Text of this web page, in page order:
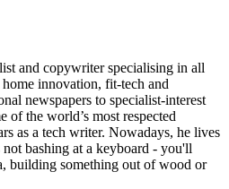
and copywriter specialising in all
innovation, fit-tech and
newspapers to specialist-interest
of the world’s most respected
as a tech writer. Nowadays, he lives
bashing at a keyboard - you'll
building something out of wood or